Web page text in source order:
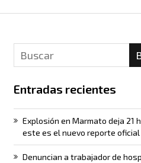
Entradas recientes
Explosión en Marmato deja 21
este es el nuevo reporte oficial
Denuncian a trabajador de